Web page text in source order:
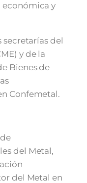
económica y
del
y de la
Bienes de
Confemetal.
del Metal,
del Metal en